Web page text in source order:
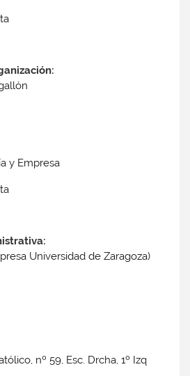
y Empresa
Universidad de Zaragoza)
nº 59, Esc. Drcha, 1º Izq